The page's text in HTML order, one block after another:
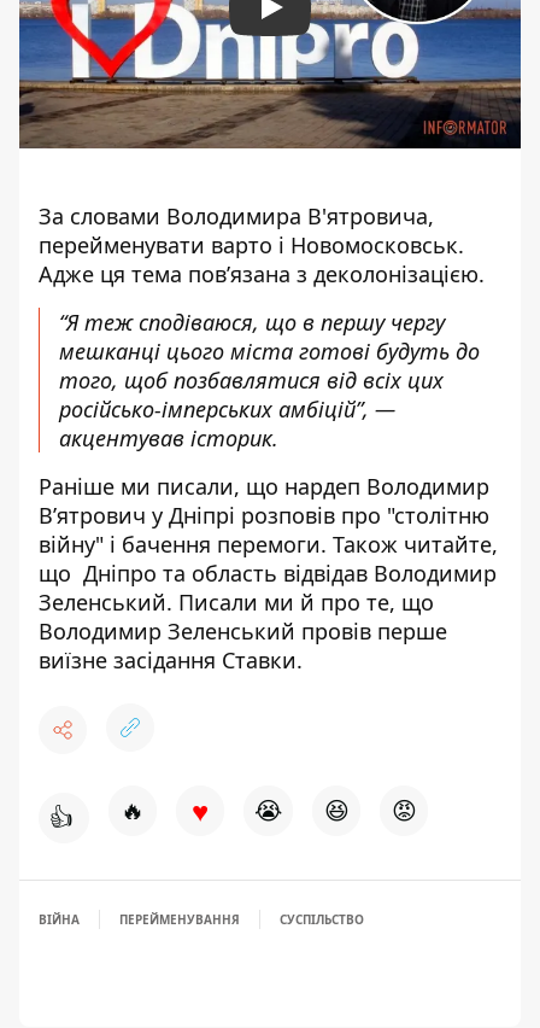
Play
За словами Володимира В'ятровича,
перейменувати варто і Новомосковськ.
Адже ця тема пов’язана з деколонізацією.
“Я теж сподіваюся, що в першу чергу
мешканці цього міста готові будуть до
того, щоб позбавлятися від всіх цих
російсько-імперських амбіцій”, —
акцентував історик.
Раніше ми писали, що нардеп Володимир
В’ятрович у Дніпрі розповів про "столітню
війну" і бачення перемоги. Також читайте,
що Дніпро та область відвідав Володимир
Зеленський. Писали ми й про те, що
Володимир Зеленський провів перше
виїзне засідання Ставки.
👍 🔥 ♥ 😭 😆 😡
ВІЙНА ПЕРЕЙМЕНУВАННЯ СУСПІЛЬСТВО